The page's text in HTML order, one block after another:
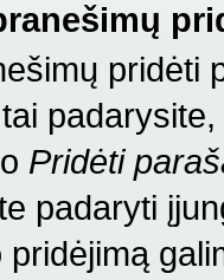
pridėti
Pridėti
padaryti